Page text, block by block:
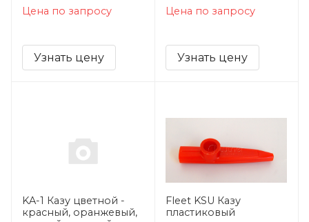
Цена по запросу
Узнать цену
Цена по запросу
Узнать цену
KA-1 Казу цветной -
красный, оранжевый,
Fleet KSU Казу
пластиковый